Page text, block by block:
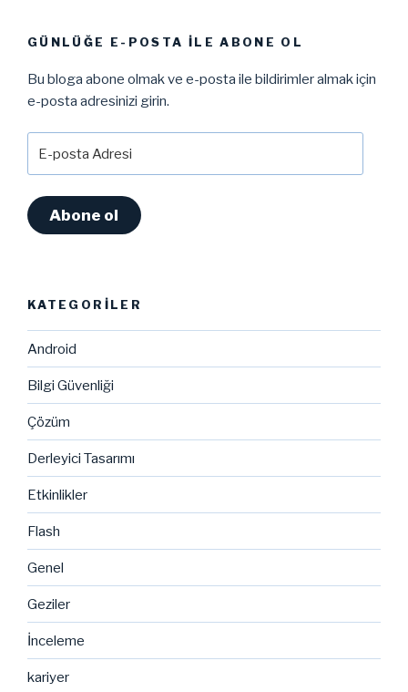
GÜNLÜĞE E-POSTA ILE ABONE OL
Bu bloga abone olmak ve e-posta ile bildirimler almak için
e-posta adresinizi girin.
posta
Abone ol
KATEGORILER
Android
Bilgi Güvenliği
Çözüm
Derleyici Tasarımı
Etkinlikler
Flash
Genel
Geziler
İnceleme
kariyer